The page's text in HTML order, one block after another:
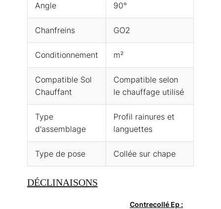
Angle 90°
Chanfreins GO2
Conditionnement m²
Compatible Sol
Chauffant
Compatible selon
le chauffage utilisé
Type
d'assemblage
Profil rainures et
languettes
Type de pose Collée sur chape
DÉCLINAISONS
Contrecollé Ep :